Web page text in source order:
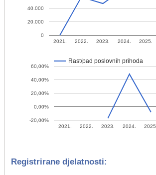
2021. 2022. 2023. 2024. 2025.
0
20.000
40.000
Rast/pad poslovnih prihoda
2021. 2022. 2023. 2024. 2025.
-20,00%
0,00%
20,00%
40,00%
60,00%
Registrirane djelatnosti: